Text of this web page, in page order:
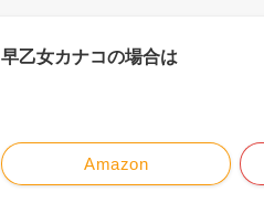
早乙女カナコの場合は
Amazon